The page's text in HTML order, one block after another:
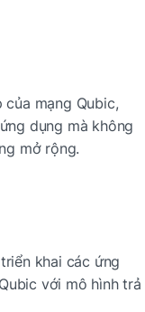
mạng Qubic,
dụng mà không
mở rộng.
khai các ứng
với mô hình trả